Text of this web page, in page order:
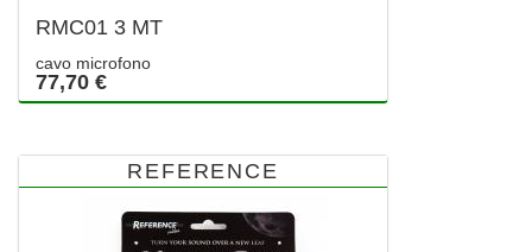
RMC01 3 MT
cavo microfono
77,70 €
REFERENCE